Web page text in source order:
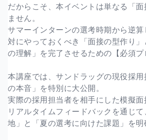
だからこそ、本イベントは単なる「面
ません。
サマーインターンの選考時期から逆
対にやっておくべき「面接の型作り
の理解」を完了させるための【必須プ
本講座では、サンドラッグの現役採
の本音」を特別に大公開。
実際の採用担当者を相手にした模擬
リアルタイムフィードバックを通じ
地」と「夏の選考に向けた課題」を明